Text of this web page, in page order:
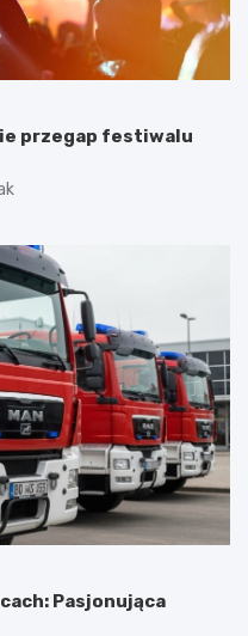
przegap festiwalu
Pasjonująca